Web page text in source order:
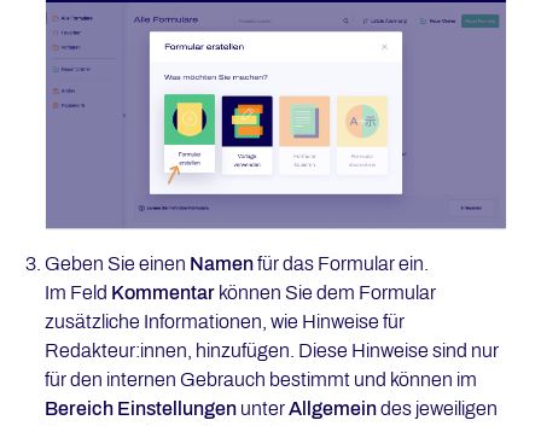
Geben Sie einen Namenfür das Formular ein.
Im Feld Kommentarkönnen Sie dem Formular
zusätzliche Informationen, wie Hinweise für
Redakteur:innen, hinzufügen. Diese Hinweise sind nur
für den internen Gebrauch bestimmt und können im
Bereich EinstellungenunterAllgemeindes jeweiligen